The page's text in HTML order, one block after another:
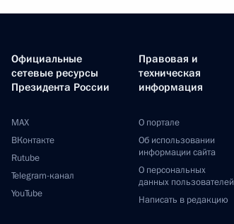
Официальные
сетевые ресурсы
Президента России
MAX
ВКонтакте
Rutube
Telegram-канал
YouTube
Правовая и
техническая
информация
О портале
Об использовании
информации сайта
О персональных
данных пользователей
Написать в редакцию